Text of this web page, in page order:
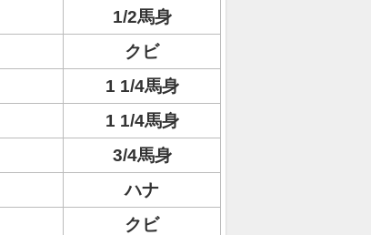
1/2馬身
クビ
1 1/4馬身
1 1/4馬身
3/4馬身
ハナ
クビ